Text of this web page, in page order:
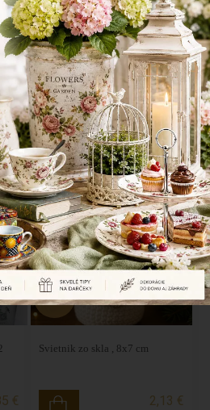
€
€
AKCIA
SKLADOM
Svietnik zo skla mix farby v
baleni, 5x7 cm
4,05 €
8,10€
-50%
€
AKCIA
SKLADOM
Svietnik zo skla , 8x7 cm
2,13 €
-50%